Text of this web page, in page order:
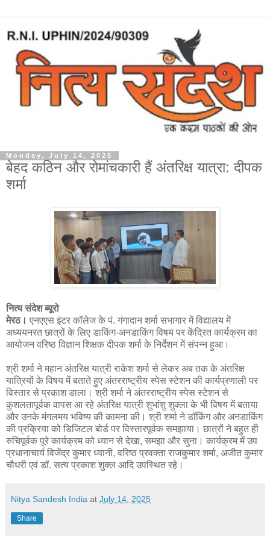
Monday, July 14, 2025
बेहद कठिन और रोमांचकारी हैं अंतरिक्ष यात्रा: दीपक
शर्मा
नित्य संदेश ब्यूरो
मेरठ। एनएएस इंटर कॉलेज के पं. गंगादान शर्मा सभागार में विद्यालय में
अध्ययनरत छात्रों के लिए डाकिंग-अनडाकिंग विषय पर केंद्रित कार्यक्रम का
आयोजन वरिष्ठ विज्ञान शिक्षक दीपक शर्मा के निर्देशन में संपन्न हुआ।
श्री शर्मा ने महान अंतरिक्ष यात्री राकेश शर्मा से लेकर अब तक के अंतरिक्ष
यात्रियों के विषय में बताते हुए अंतरराष्ट्रीय स्पेस स्टेशन की कार्यप्रणाली पर
विस्तार से प्रकाश डाला। श्री शर्मा ने अंतरराष्ट्रीय स्पेस स्टेशन से
कुशलतापूर्वक वापस आ रहे अंतरिक्ष यात्री शुभांशु शुक्ला के भी विषय में बताया
और उनके मंगलमय भविष्य की कामना की। श्री शर्मा ने डॉकिंग और अनडाकिंग
की प्रक्रिया को डिजिटल बोर्ड पर विस्तारपूर्वक समझाया। छात्रों ने बहुत ही
रुचिपूर्वक पूरे कार्यक्रम को ध्यान से देखा, समझा और सुना। कार्यक्रम में उप
प्रधानाचार्य विजेंद्र कुमार ध्यानी, वरिष्ठ प्रवक्ता राजकुमार शर्मा, अजीत कुमार
चौधरी एवं डॉ. सत्य प्रकाश शुक्ल आदि उपस्थित रहे।
Nitya Sandesh India at July 14, 2025
Share